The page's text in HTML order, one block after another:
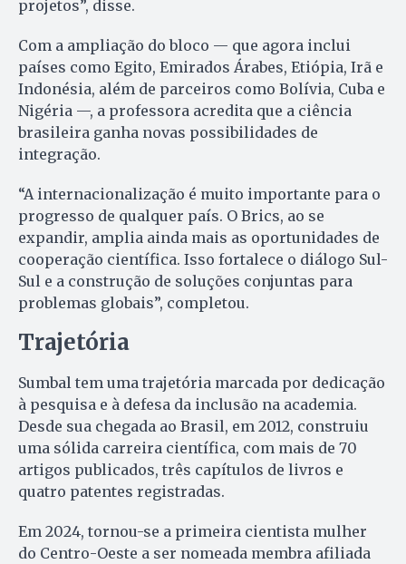
projetos”, disse.
Com a ampliação do bloco — que agora inclui
países como Egito, Emirados Árabes, Etiópia, Irã e
Indonésia, além de parceiros como Bolívia, Cuba e
Nigéria —, a professora acredita que a ciência
brasileira ganha novas possibilidades de
integração.
“A internacionalização é muito importante para o
progresso de qualquer país. O Brics, ao se
expandir, amplia ainda mais as oportunidades de
cooperação científica. Isso fortalece o diálogo Sul-
Sul e a construção de soluções conjuntas para
problemas globais”, completou.
Trajetória
Sumbal tem uma trajetória marcada por dedicação
à pesquisa e à defesa da inclusão na academia.
Desde sua chegada ao Brasil, em 2012, construiu
uma sólida carreira científica, com mais de 70
artigos publicados, três capítulos de livros e
quatro patentes registradas.
Em 2024, tornou-se a primeira cientista mulher
do Centro-Oeste a ser nomeada membra afiliada